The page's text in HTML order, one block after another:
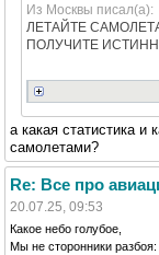
Из Москвы писал(а):
ЛЕТАЙТЕ
ПОЛУЧИТЕ
а какая статистика и
самолетами?
Re: Все про
20.07.25, 09:53
Какое небо голубое,
Мы не сторонники разбоя: